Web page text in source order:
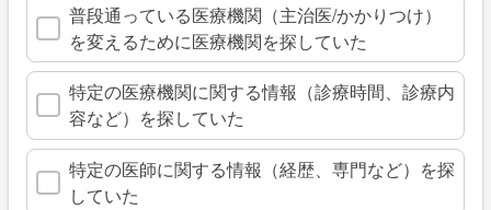
普段通っている医療機関（主治医/かかりつけ）
を変えるために医療機関を探していた
特定の医療機関に関する情報（診療時間、診療内
容など）を探していた
特定の医師に関する情報（経歴、専門など）を探
していた